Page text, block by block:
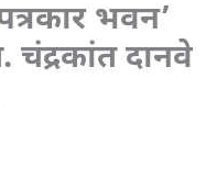
भवन’
दानवे